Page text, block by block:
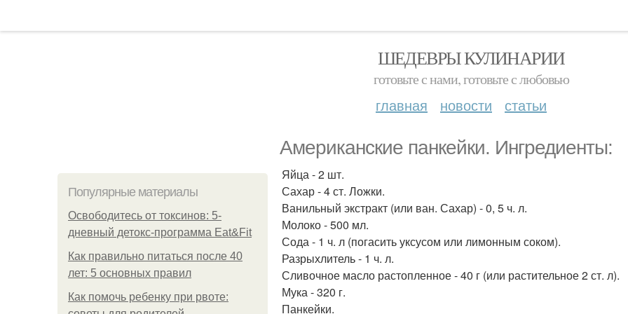
ШЕДЕВРЫ КУЛИНАРИИ
готовьте с нами, готовьте с любовью
главная новости статьи
Американские панкейки. Ингредиенты:
Популярные материалы
Освободитесь от токсинов: 5-
дневный детокс-программа Eat&Fit
Как правильно питаться после 40
лет: 5 основных правил
Как помочь ребенку при рвоте:
Яйца - 2 шт.
Сахар - 4 ст. Ложки.
Ванильный экстракт (или ван. Сахар) - 0, 5 ч. л.
Молоко - 500 мл.
Сода - 1 ч. л (погасить уксусом или лимонным соком).
Разрыхлитель - 1 ч. л.
Сливочное масло растопленное - 40 г (или растительное 2 ст. л).
Мука - 320 г.
Панкейки.